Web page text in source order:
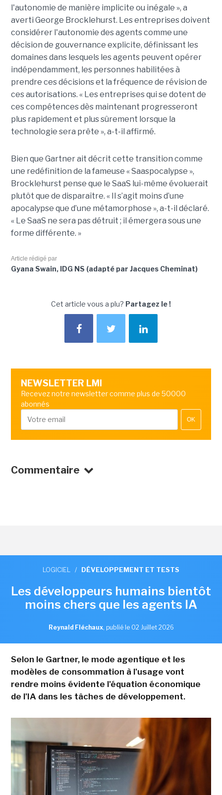
l'autonomie de manière implicite ou inégale », a
averti George Brocklehurst. Les entreprises doivent
considérer l'autonomie des agents comme une
décision de gouvernance explicite, définissant les
domaines dans lesquels les agents peuvent opérer
indépendamment, les personnes habilitées à
prendre ces décisions et la fréquence de révision de
ces autorisations. « Les entreprises qui se dotent de
ces compétences dès maintenant progresseront
plus rapidement et plus sûrement lorsque la
technologie sera prête », a-t-il affirmé.
Bien que Gartner ait décrit cette transition comme
une redéfinition de la fameuse « Saaspocalypse »,
Brocklehurst pense que le SaaS lui-même évoluerait
plutôt que de disparaître. « Il s’agit moins d’une
apocalypse que d’une métamorphose », a-t-il déclaré.
« Le SaaS ne sera pas détruit ; il émergera sous une
forme différente. »
Article rédigé par
Gyana Swain, IDG NS (adapté par Jacques Cheminat)
Cet article vous a plu? Partagez le !
NEWSLETTER LMI
Recevez notre newsletter comme plus de 50000
abonnés
OK
Commentaire
LOGICIEL / DÉVELOPPEMENT ET TESTS
Les développeurs humains bientôt
moins chers que les agents IA
Reynald Fléchaux, publié le 02 Juillet 2026
Selon le Gartner, le mode agentique et les
modèles de consommation à l'usage vont
rendre moins évidente l'équation économique
de l'IA dans les tâches de développement.